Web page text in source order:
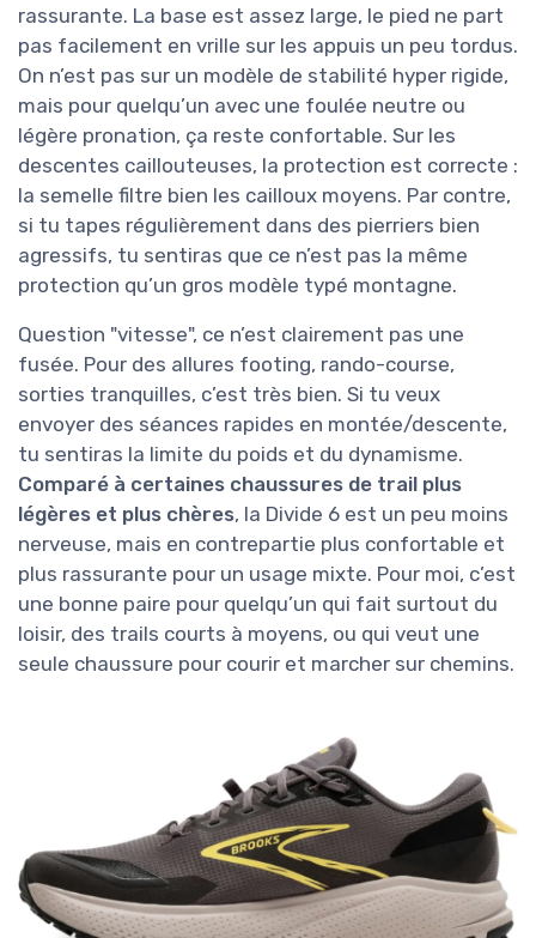
rassurante. La base est assez large, le pied ne part
pas facilement en vrille sur les appuis un peu tordus.
On n’est pas sur un modèle de stabilité hyper rigide,
mais pour quelqu’un avec une foulée neutre ou
légère pronation, ça reste confortable. Sur les
descentes caillouteuses, la protection est correcte :
la semelle filtre bien les cailloux moyens. Par contre,
si tu tapes régulièrement dans des pierriers bien
agressifs, tu sentiras que ce n’est pas la même
protection qu’un gros modèle typé montagne.
Question "vitesse", ce n’est clairement pas une
fusée. Pour des allures footing, rando-course,
sorties tranquilles, c’est très bien. Si tu veux
envoyer des séances rapides en montée/descente,
tu sentiras la limite du poids et du dynamisme.
Comparé à certaines chaussures de trail plus
légères et plus chères, la Divide 6 est un peu moins
nerveuse, mais en contrepartie plus confortable et
plus rassurante pour un usage mixte. Pour moi, c’est
une bonne paire pour quelqu’un qui fait surtout du
loisir, des trails courts à moyens, ou qui veut une
seule chaussure pour courir et marcher sur chemins.